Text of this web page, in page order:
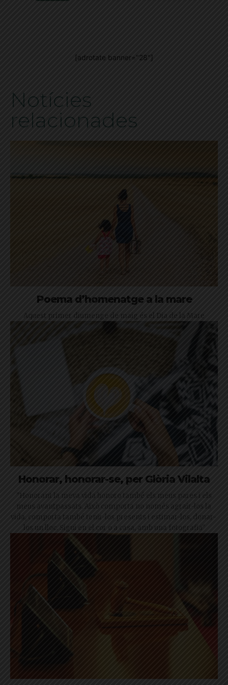
[adrotate banner="28"]
Notícies
relacionades
Poema d’homenatge a la mare
Aquest primer diumenge de maig és el Dia de la Mare
Honorar, honorar-se, per Glòria Vilalta
"Honorant la meva vida honoro també els meus pares i els
meus avantpassats. Això comporta no només agrair-los la
vida, comporta també tenir-los presents i estimar-los, donar-
los un lloc. Sigui en el cor o a casa, amb una fotografia"